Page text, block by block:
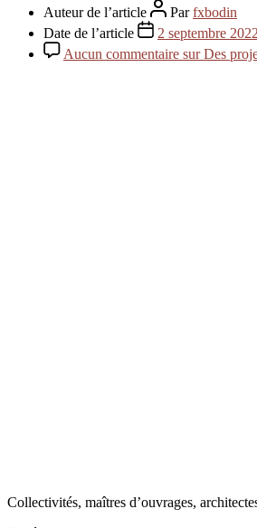
Auteur de l’article Parfxbodin
Date de l’article
2 septembre 2022
Aucun commentaire sur Des
Collectivités, maîtres d’ouvrages,